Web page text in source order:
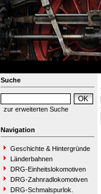
Suche
zur erweiterten Suche
Navigation
Geschichte & Hintergründe
Länderbahnen
DRG-Einheitslokomotiven
DRG-Zahnradlokomotiven
DRG-Schmalspurlok.